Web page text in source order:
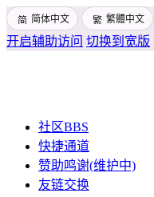
简体中文 繁體中文
开启辅助访问 切换到宽版
社区BBS
快捷通道
赞助鸣谢(维护中)
友链交换